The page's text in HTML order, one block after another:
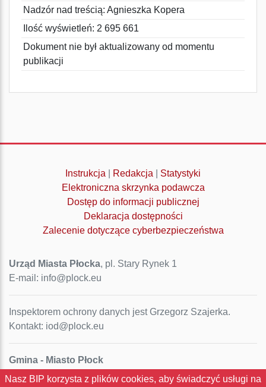
Nadzór nad treścią: Agnieszka Kopera
Ilość wyświetleń: 2 695 661
Dokument nie był aktualizowany od momentu
publikacji
Instrukcja Redakcja
Statystyki
Elektroniczna skrzynka podawcza
Dostęp do informacji publicznej
Deklaracja dostępności
Zalecenie dotyczące cyberbezpieczeństwa
Urząd Miasta Płocka, pl. Stary Rynek 1
E-mail: info@plock.eu
Inspektorem ochrony danych jest Grzegorz Szajerka.
Kontakt: iod@plock.eu
Gmina - Miasto Płock
Pl. Stary Rynek 1
Nasz BIP korzysta z plików cookies, aby świadczyć usługi na